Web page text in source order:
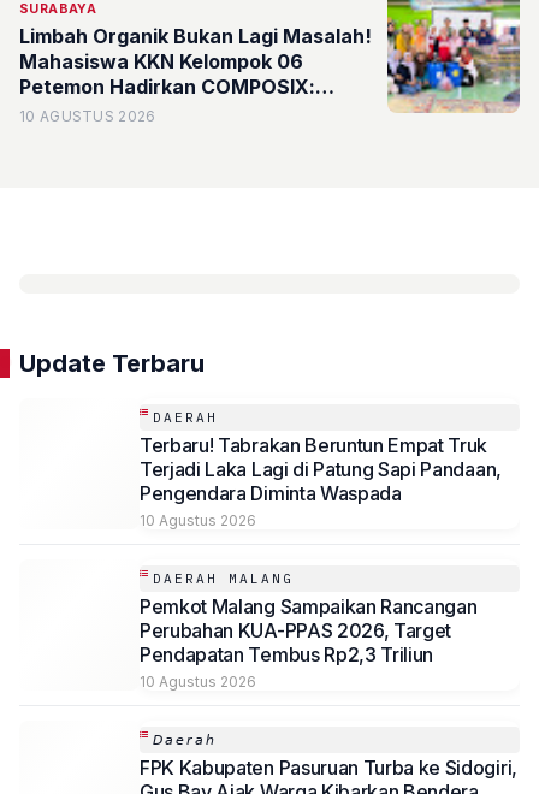
SURABAYA
Limbah Organik Bukan Lagi Masalah!
Mahasiswa KKN Kelompok 06
Petemon Hadirkan COMPOSIX:
Komposter Cair Berbasis Drum
10 AGUSTUS 2026
Update Terbaru
DAERAH
Terbaru! Tabrakan Beruntun Empat Truk
Terjadi Laka Lagi di Patung Sapi Pandaan,
Pengendara Diminta Waspada
10 Agustus 2026
DAERAH MALANG
Pemkot Malang Sampaikan Rancangan
Perubahan KUA-PPAS 2026, Target
Pendapatan Tembus Rp2,3 Triliun
10 Agustus 2026
𝘋𝘢𝘦𝘳𝘢𝘩
FPK Kabupaten Pasuruan Turba ke Sidogiri,